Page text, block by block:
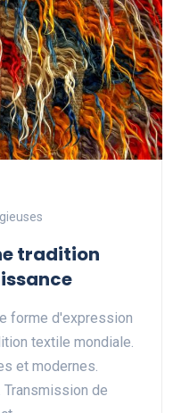
tradition
forme d'expression
textile mondiale.
et modernes.
de